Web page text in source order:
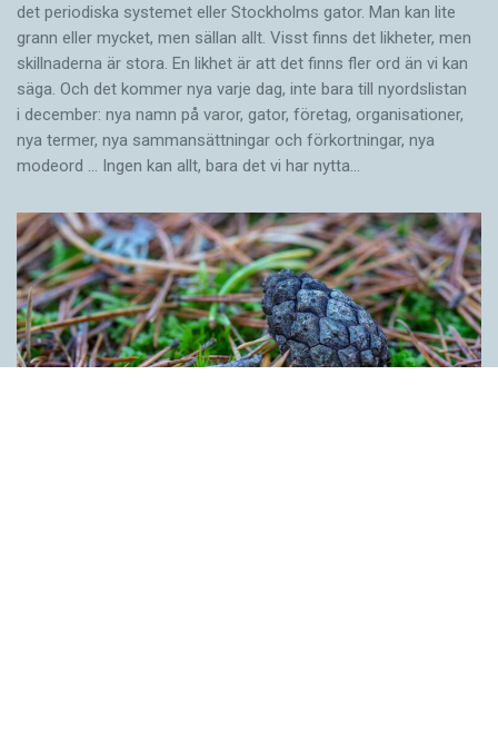
det periodiska systemet eller Stockholms gator. Man kan lite
grann eller mycket, men sällan allt. Visst finns det likheter, men
skillnaderna är stora. En likhet är att det finns fler ord än vi kan
säga. Och det kommer nya varje dag, inte bara till nyordslistan
i december: nya namn på varor, gator, företag, organisationer,
nya termer, nya samman­sättningar och förkortningar, nya
modeord … Ingen kan allt, bara det vi har nytta…